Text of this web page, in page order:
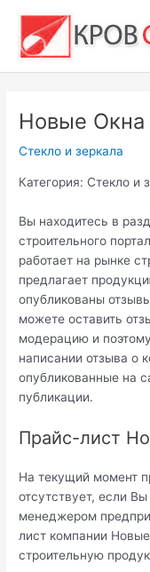
содержимому
Новые Окна
Стекло и зеркала
Категория: Стекло и
Вы находитесь в
строительного
работает на рынке
предлагает
опубликованы
можете оставить
модерацию и
написании отзыва о
опубликованные на
публикации.
Прайс-лист
На текущий момент
отсутствует, если
менеджером
лист компании
строительную